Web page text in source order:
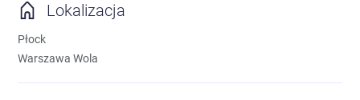
Lokalizacja
Płock
Warszawa Wola